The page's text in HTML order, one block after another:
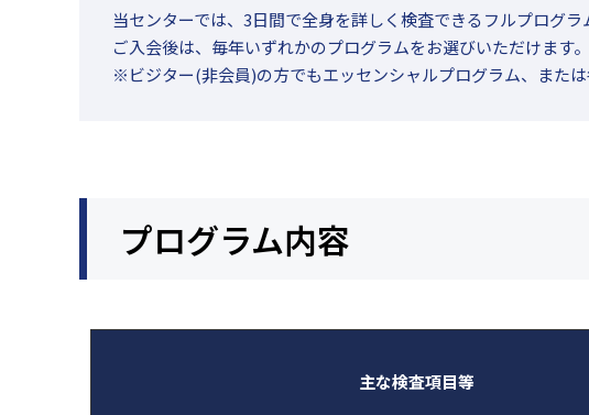
当センターでは、3日間で全身を詳しく検査できるフルプログ
ご入会後は、毎年いずれかのプログラムをお選びいただけます。
※ビジター(非会員)の方でもエッセンシャルプログラム、また
プログラム内容
主な検査項目等